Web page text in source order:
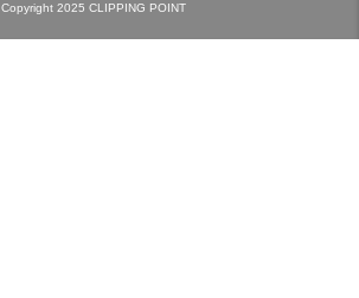
Copyright 2025 CLIPPING POINT